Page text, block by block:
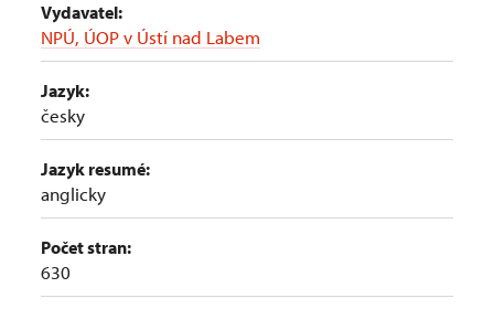
Vydavatel:
NPÚ, ÚOP v Ústí nad Labem
Jazyk:
česky
Jazyk resumé:
anglicky
Počet stran:
630